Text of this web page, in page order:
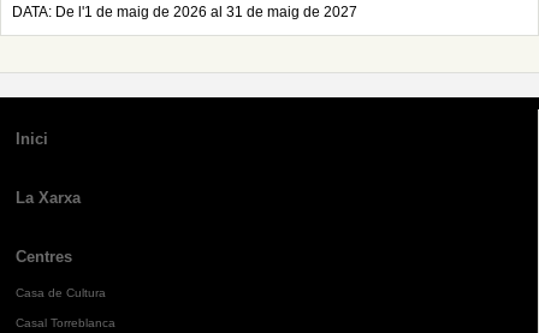
DATA: De l'1 de maig de 2026 al 31 de maig de 2027
Inici
La Xarxa
Centres
Casa de Cultura
Casal Torreblanca